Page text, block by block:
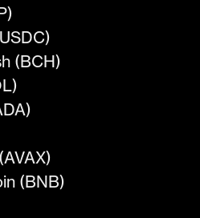
(BCH)
(BNB)